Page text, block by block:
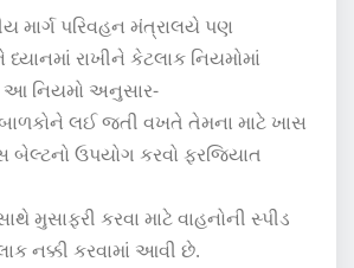
માર્ગ પરિવહન મંત્રાલયે પણ
ધ્યાનમાં રાખીને કેટલાક નિયમોમાં
આ નિયમો અનુસાર-
લઈ જતી વખતે તેમના માટે ખાસ
બેલ્ટનો ઉપયોગ કરવો ફરજિયાત
મુસાફરી કરવા માટે વાહનોની સ્પીડ
નક્કી કરવામાં આવી છે.